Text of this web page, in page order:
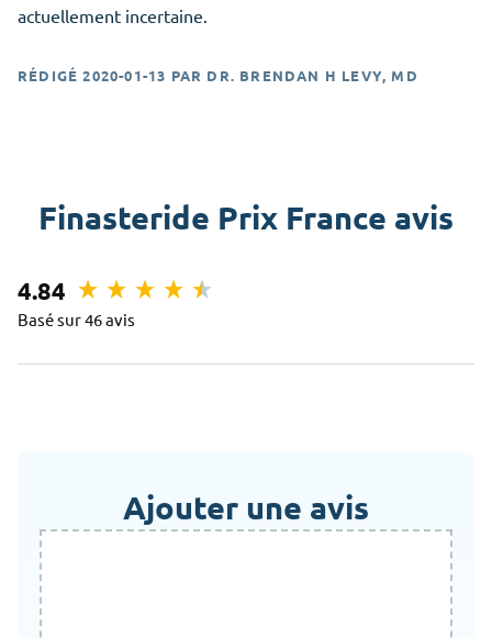
actuellement incertaine.
RÉDIGÉ2020-01-13 PAR DR. BRENDAN H LEVY, MD
Finasteride Prix France avis
4.84
Basé sur 46 avis
Ajouter une avis